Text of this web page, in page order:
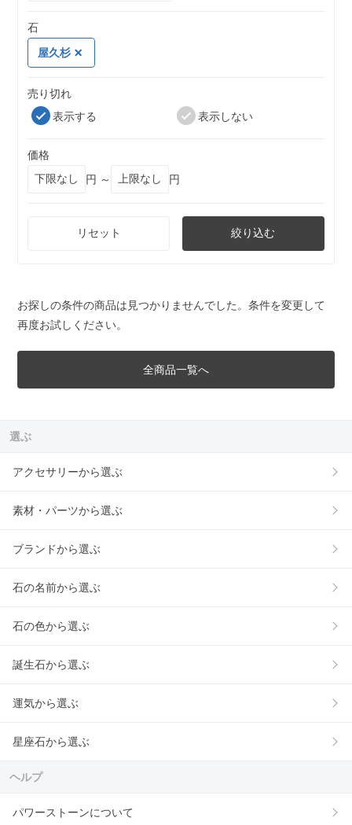
石
屋久杉
売り切れ
表示する
表示しない
価格
円 ～
円
リセット 絞り込む
お探しの条件の商品は見つかりませんでした。条件を変更して
再度お試しください。
全商品一覧へ
選ぶ
アクセサリーから選ぶ
素材・パーツから選ぶ
ブランドから選ぶ
石の名前から選ぶ
石の色から選ぶ
誕生石から選ぶ
運気から選ぶ
星座石から選ぶ
ヘルプ
パワーストーンについて